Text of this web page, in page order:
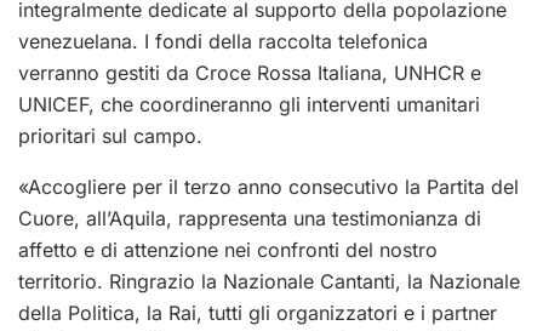
integralmente dedicate al supporto della popolazione
venezuelana. I fondi della raccolta telefonica
verranno gestiti da Croce Rossa Italiana, UNHCR e
UNICEF, che coordineranno gli interventi umanitari
prioritari sul campo.
«Accogliere per il terzo anno consecutivo la Partita del
Cuore, all’Aquila, rappresenta una testimonianza di
affetto e di attenzione nei confronti del nostro
territorio. Ringrazio la Nazionale Cantanti, la Nazionale
della Politica, la Rai, tutti gli organizzatori e i partner